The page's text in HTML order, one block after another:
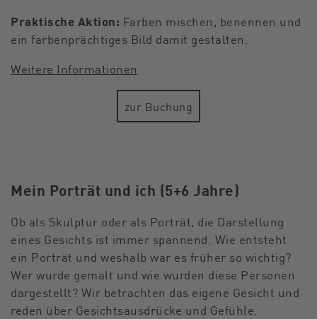
Praktische Aktion: Farben mischen, benennen und
ein farbenprächtiges Bild damit gestalten.
Weitere Informationen
zur Buchung
Mein Porträt und ich (5+6 Jahre)
Ob als Skulptur oder als Porträt, die Darstellung
eines Gesichts ist immer spannend. Wie entsteht
ein Porträt und weshalb war es früher so wichtig?
Wer wurde gemalt und wie wurden diese Personen
dargestellt? Wir betrachten das eigene Gesicht und
reden über Gesichtsausdrücke und Gefühle.